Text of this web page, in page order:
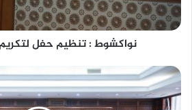
نواكشوط : تنظيم حفل